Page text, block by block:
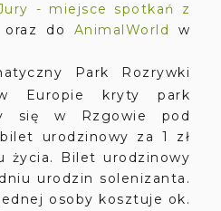
- miejsce spotkań z
oraz do AnimalWorld
w
Park Rozrywki
Europie kryty park
się w Rzgowie pod
urodzinowy za 1 zł
życia. Bilet urodzinowy
urodzin solenizanta.
osoby kosztuje ok.